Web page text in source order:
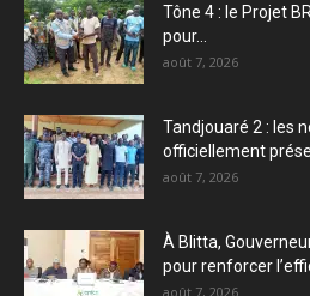
Tône 4 : le Projet
pour...
août 7, 2026
Tandjouaré 2 : les
officiellement
août 7, 2026
À Blitta,
pour renforcer
août 7, 2026